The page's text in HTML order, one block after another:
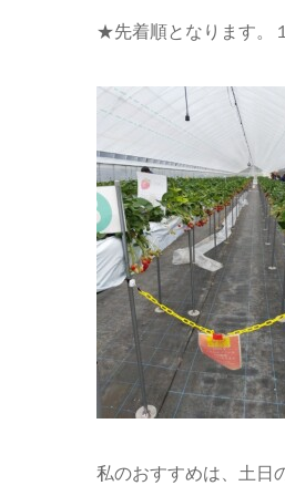
★先着順となります。
私のおすすめは、土日